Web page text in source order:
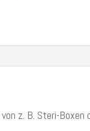
z. B. Steri-